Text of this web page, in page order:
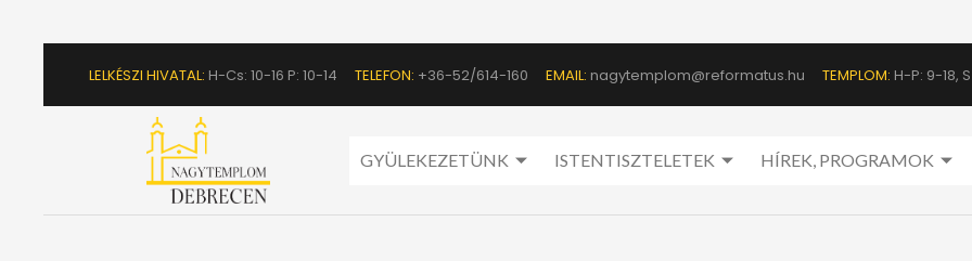
LELKÉSZI HIVATAL: H-Cs: 10-16 P: 10-14 TELEFON: +36-52/614-160 EMAIL: nagytemplom@reformatus.hu TEMPLOM: H-P: 9-18,
GYÜLEKEZETÜNK ISTENTISZTELETEK HÍREK, PROGRAMOK